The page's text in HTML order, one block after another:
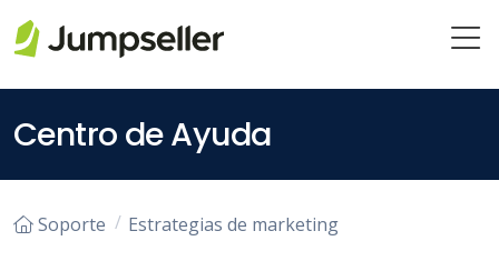
Centro de Ayuda
Soporte Estrategias de marketing